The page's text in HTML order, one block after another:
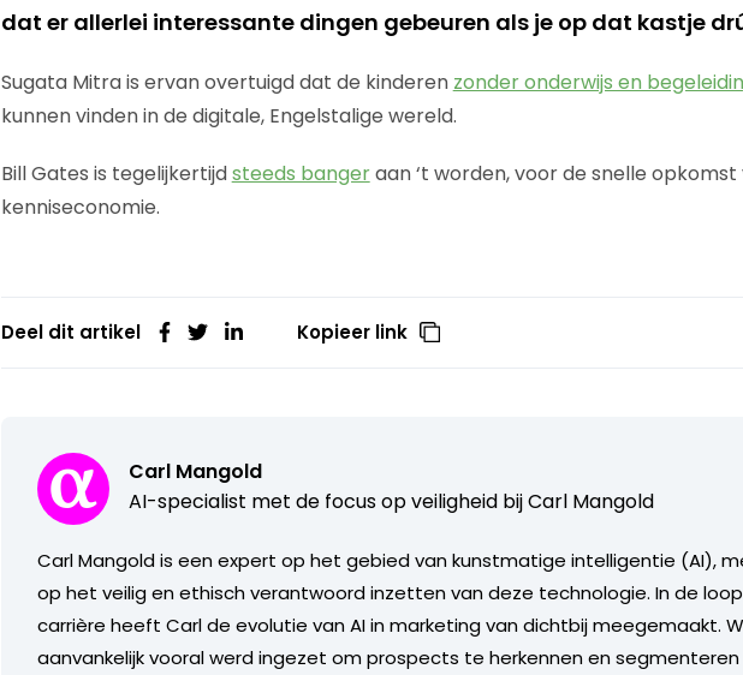
dat er allerlei interessante dingen gebeuren als je op dat kastje
Sugata Mitra is ervan overtuigd dat de kinderen zonder onderwijs en
kunnen vinden in de digitale, Engelstalige wereld.
Bill Gates is tegelijkertijdsteeds bangeraan ‘t worden, voor de snelle
kenniseconomie.
Deel dit artikel Kopieer link
Carl Mangold
AI-specialist met de focus op veiligheid bij Carl Mangold
Carl Mangold is een expert op het gebied van kunstmatige intelligentie (AI),
op het veilig en ethisch verantwoord inzetten van deze technologie. In de
carrière heeft Carl de evolutie van AI in marketing van dichtbij meegemaakt.
aanvankelijk vooral werd ingezet om prospects te herkennen en